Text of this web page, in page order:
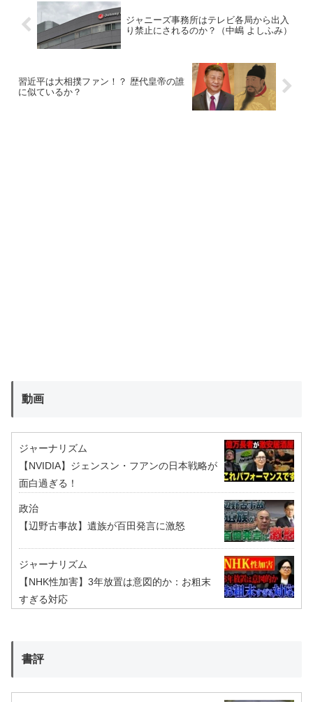
ジャニーズ事務所はテレビ各局から出入
り禁止にされるのか？（中嶋 よしふみ）
習近平は大相撲ファン！？ 歴代皇帝の誰
に似ているか？
動画
ジャーナリズム
【NVIDIA】ジェンスン・フアンの日本戦略が
面白過ぎる！
政治
【辺野古事故】遺族が百田発言に激怒
ジャーナリズム
【NHK性加害】3年放置は意図的か：お粗末
すぎる対応
書評